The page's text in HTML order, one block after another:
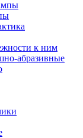
к ним
абразивные